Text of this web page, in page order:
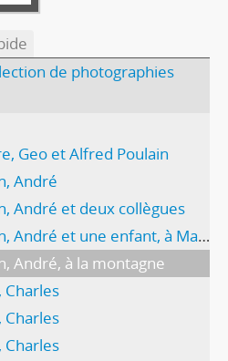
de photographies
Geo et Alfred Poulain
André
André et deux collègues
et une enfant, à Marseille
André, à la montagne
Charles
Charles
Charles